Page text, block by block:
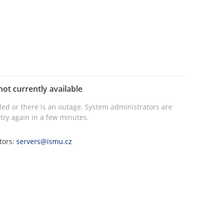
currently available
or there is an outage. System administrators are
again in a few minutes.
servers@ismu.cz